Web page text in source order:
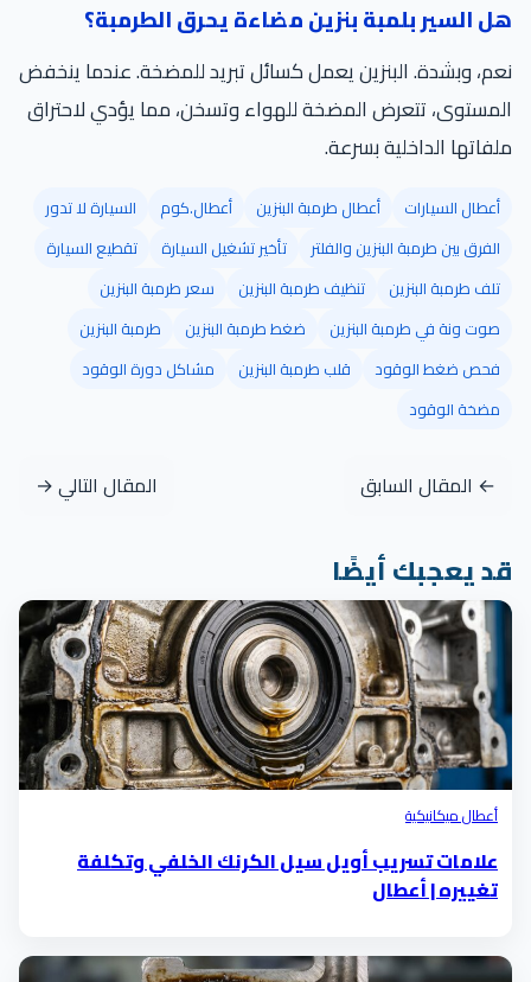
هل السير بلمبة بنزين مضاءة يحرق الطرمبة؟
نعم، وبشدة. البنزين يعمل كسائل تبريد للمضخة. عندما ينخفض
المستوى، تتعرض المضخة للهواء وتسخن، مما يؤدي لاحتراق
ملفاتها الداخلية بسرعة.
أعطال السيارات أعطال طرمبة البنزين أعطال.كوم
السيارة لا تدور
الفرق بين طرمبة البنزين والفلتر
تأخير تشغيل السيارة
تقطيع السيارة
تلف طرمبة البنزين
تنظيف طرمبة البنزين
سعر طرمبة البنزين
صوت ونة في طرمبة البنزين
ضغط طرمبة البنزين
طرمبة البنزين
فحص ضغط الوقود
قلب طرمبة البنزين
مشاكل دورة الوقود
مضخة الوقود
← المقال السابق المقال التالي →
قد يعجبك أيضًا
أعطال ميكانيكية
علامات تسريب أويل سيل الكرنك الخلفي وتكلفة
تغييره | أعطال